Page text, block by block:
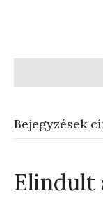
Bejegyzések
Elindult